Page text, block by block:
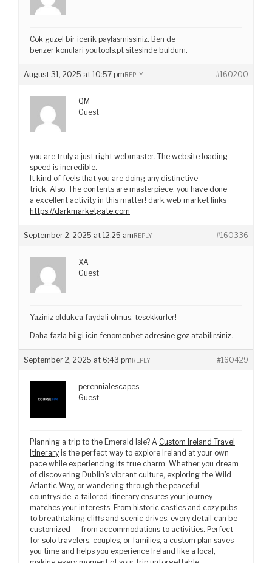
Cok guzel bir icerik paylasmissiniz. Ben de
benzer konulari youtools.pt sitesinde buldum.
August 31, 2025 at 10:57 pm #160200
REPLY
QM
Guest
you are truly a just right webmaster. The website loading
speed is incredible.
It kind of feels that you are doing any distinctive
trick. Also, The contents are masterpiece. you have done
a excellent activity in this matter! dark web market links
https://darkmarketgate.com
September 2, 2025 at 12:25 am #160336
REPLY
XA
Guest
Yaziniz oldukca faydali olmus, tesekkurler!
Daha fazla bilgi icin fenomenbet adresine goz atabilirsiniz.
September 2, 2025 at 6:43 pm #160429
REPLY
perennialescapes
Guest
Planning a trip to the Emerald Isle? A Custom Ireland Travel
Itinerary is the perfect way to explore Ireland at your own
pace while experiencing its true charm. Whether you dream
of discovering Dublin’s vibrant culture, exploring the Wild
Atlantic Way, or wandering through the peaceful
countryside, a tailored itinerary ensures your journey
matches your interests. From historic castles and cozy pubs
to breathtaking cliffs and scenic drives, every detail can be
customized — from accommodations to activities. Perfect
for solo travelers, couples, or families, a custom plan saves
you time and helps you experience Ireland like a local,